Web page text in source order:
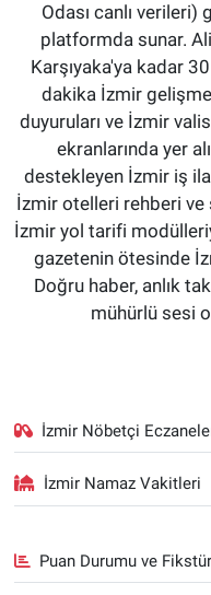
Odası canlı
platformda sunar.
Karşıyaka'ya kadar
dakika İzmir
duyuruları ve İzmir
ekranlarında yer
destekleyen İzmir iş
İzmir otelleri rehberi ve
İzmir yol tarifi
gazetenin ötesinde
Doğru haber, anlık
mühürlü sesi
İzmir Nöbetçi
İzmir Namaz Vakitleri
Puan Durumu ve Fikstür